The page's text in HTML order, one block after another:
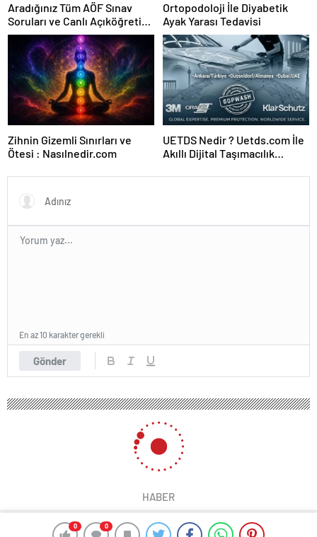
0 0
Aradığınız Tüm AÖF Sınav
Soruları ve Canlı Açıköğretim
Forumu Burada
Ortopodoloji İle Diyabetik
Ayak Yarası Tedavisi
Zihnin Gizemli Sınırları ve
Ötesi : Nasılnedir.com
UETDS Nedir ? Uetds.com İle
Akıllı Dijital Taşımacılık
Gönder
En az 10 karakter gerekli
HABER